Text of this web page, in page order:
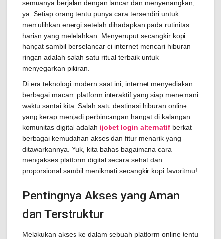
semuanya berjalan dengan lancar dan menyenangkan,
ya. Setiap orang tentu punya cara tersendiri untuk
memulihkan energi setelah dihadapkan pada rutinitas
harian yang melelahkan. Menyeruput secangkir kopi
hangat sambil berselancar di internet mencari hiburan
ringan adalah salah satu ritual terbaik untuk
menyegarkan pikiran.
Di era teknologi modern saat ini, internet menyediakan
berbagai macam platform interaktif yang siap menemani
waktu santai kita. Salah satu destinasi hiburan online
yang kerap menjadi perbincangan hangat di kalangan
komunitas digital adalah ijobet login alternatif berkat
berbagai kemudahan akses dan fitur menarik yang
ditawarkannya. Yuk, kita bahas bagaimana cara
mengakses platform digital secara sehat dan
proporsional sambil menikmati secangkir kopi favoritmu!
Pentingnya Akses yang Aman
dan Terstruktur
Melakukan akses ke dalam sebuah platform online tentu